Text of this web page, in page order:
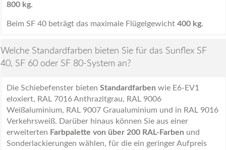
800 kg.
Beim SF 40 beträgt das maximale Flügelgewicht 400 kg.
Welche Standardfarben bieten Sie für das Sunflex SF
40, SF 60 oder SF 80-System an?
Die Schiebefenster bieten Standardfarben wie E6-EV1
eloxiert, RAL 7016 Anthrazitgrau, RAL 9006
Weißaluminium, RAL 9007 Graualuminium und in RAL 9016
Verkehrsweiß. Darüber hinaus können Sie aus einer
erweiterten Farbpalette von über 200 RAL-Farben und
Sonderlackierungen wählen, für die ein geringer Aufpreis